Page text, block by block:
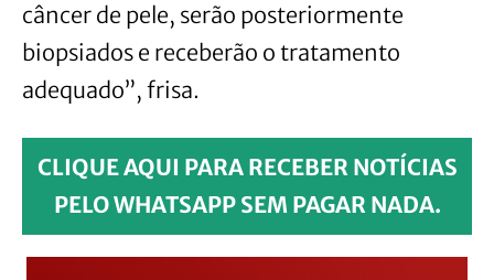
câncer de pele, serão posteriormente
biopsiados e receberão o tratamento
adequado”, frisa.
CLIQUE AQUI PARA RECEBER NOTÍCIAS
PELO WHATSAPP SEM PAGAR NADA.